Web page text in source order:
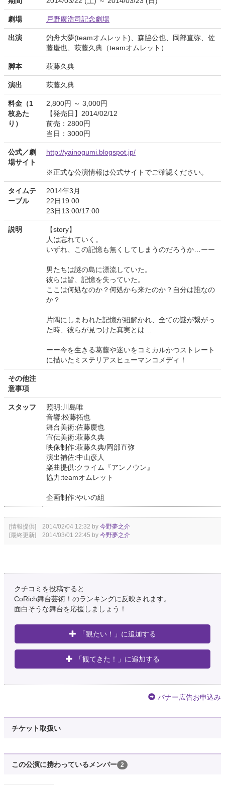
劇場 戸野廣浩司記念劇場
出演
釣舟大夢(teamオムレット)、森脇公也、岡部直弥、佐
藤慶也、萩藤久典（teamオムレット）
脚本 萩藤久典
演出 萩藤久典
料金（1
枚あた
り）
2,800円 ～ 3,000円
【発売日】2014/02/12
前売：2800円
当日：3000円
公式／劇
場サイト
http://yainogumi.blogspot.jp/
※正式な公演情報は公式サイトでご確認ください。
タイムテ
ーブル
2014年3月
22日19:00
23日13:00/17:00
説明
【story】
人は忘れていく。
いずれ、この記憶も無くしてしまうのだろうか…ーー
男たちは謎の島に漂流していた。
彼らは皆、記憶を失っていた。
ここは何処なのか？何処から来たのか？自分は誰なの
か？
片隅にしまわれた記憶が紐解かれ、全ての謎が繋がっ
た時、彼らが見つけた真実とは…
ーー今を生きる葛藤や迷いをコミカルかつストレート
に描いたミステリアスヒューマンコメディ！
その他注
意事項
スタッフ
照明:川島唯
音響:松藤拓也
舞台美術:佐藤慶也
宣伝美術:萩藤久典
映像制作:萩藤久典/岡部直弥
演出補佐:中山彦人
楽曲提供:クライム『アンノウン』
協力:teamオムレット
企画制作:やいの組
[情報提供] 2014/02/04 12:32 by 今野夢之介
[最終更新] 2014/03/01 22:45 by 今野夢之介
クチコミを投稿すると
CoRich舞台芸術！のランキングに反映されます。
面白そうな舞台を応援しましょう！
「観たい！」に追加する
「観てきた！」に追加する
バナー広告お申込み
チケット取扱い
この公演に携わっているメンバー 2